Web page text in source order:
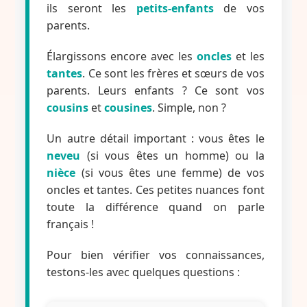
ils seront les petits-enfantsde vos
parents.
Élargissons encore avec les oncleset les
tantes. Ce sont les frères et sœurs de vos
parents. Leurs enfants ? Ce sont vos
cousins etcousines. Simple, non ?
Un autre détail important : vous êtes le
neveu (si vous êtes un homme) ou la
nièce (si vous êtes une femme) de vos
oncles et tantes. Ces petites nuances font
toute la différence quand on parle
français !
Pour bien vérifier vos connaissances,
testons-les avec quelques questions :